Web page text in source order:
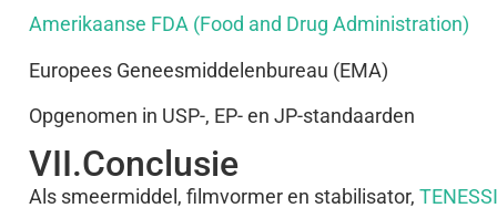
Amerikaanse FDA (Food and Drug Administration)
Europees Geneesmiddelenbureau (EMA)
Opgenomen in USP-, EP- en JP-standaarden
VII.Conclusie
Als smeermiddel, filmvormer en stabilisator,